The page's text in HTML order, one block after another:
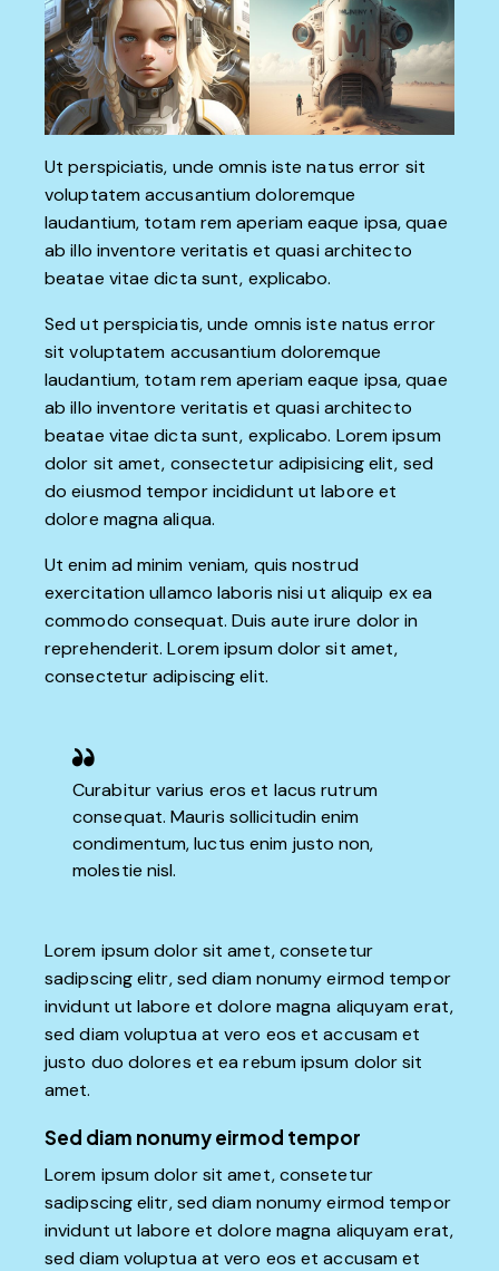
Ut perspiciatis, unde omnis iste natus error sit
voluptatem accusantium doloremque
laudantium, totam rem aperiam eaque ipsa, quae
ab illo inventore veritatis et quasi architecto
beatae vitae dicta sunt, explicabo.
Sed ut perspiciatis, unde omnis iste natus error
sit voluptatem accusantium doloremque
laudantium, totam rem aperiam eaque ipsa, quae
ab illo inventore veritatis et quasi architecto
beatae vitae dicta sunt, explicabo. Lorem ipsum
dolor sit amet, consectetur adipisicing elit, sed
do eiusmod tempor incididunt ut labore et
dolore magna aliqua.
Ut enim ad minim veniam, quis nostrud
exercitation ullamco laboris nisi ut aliquip ex ea
commodo consequat. Duis aute irure dolor in
reprehenderit. Lorem ipsum dolor sit amet,
consectetur adipiscing elit.
Curabitur varius eros et lacus rutrum
consequat. Mauris sollicitudin enim
condimentum, luctus enim justo non,
molestie nisl.
Lorem ipsum dolor sit amet, consetetur
sadipscing elitr, sed diam nonumy eirmod tempor
invidunt ut labore et dolore magna aliquyam erat,
sed diam voluptua at vero eos et accusam et
justo duo dolores et ea rebum ipsum dolor sit
amet.
Sed diam nonumy eirmod tempor
Lorem ipsum dolor sit amet, consetetur
sadipscing elitr, sed diam nonumy eirmod tempor
invidunt ut labore et dolore magna aliquyam erat,
sed diam voluptua at vero eos et accusam et